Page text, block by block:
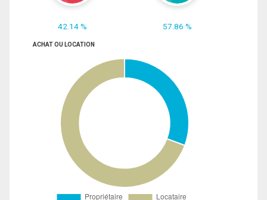
42.14 % 57.86 %
ACHAT OU LOCATION